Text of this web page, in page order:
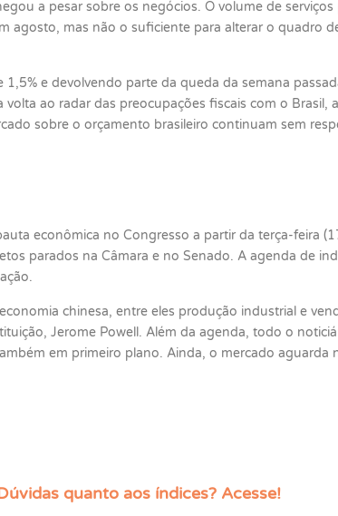
a pesar sobre os negócios. O volume de
agosto, mas não o suficiente para alterar o quadro
e devolvendo parte da queda da semana
ao radar das preocupações fiscais com o Brasil,
sobre o orçamento brasileiro continuam sem
econômica no Congresso a partir da terça-feira
parados na Câmara e no Senado. A agenda de
chinesa, entre eles produção industrial e
Jerome Powell. Além da agenda, todo o
em primeiro plano. Ainda, o mercado aguarda
quanto aos índices? Acesse!